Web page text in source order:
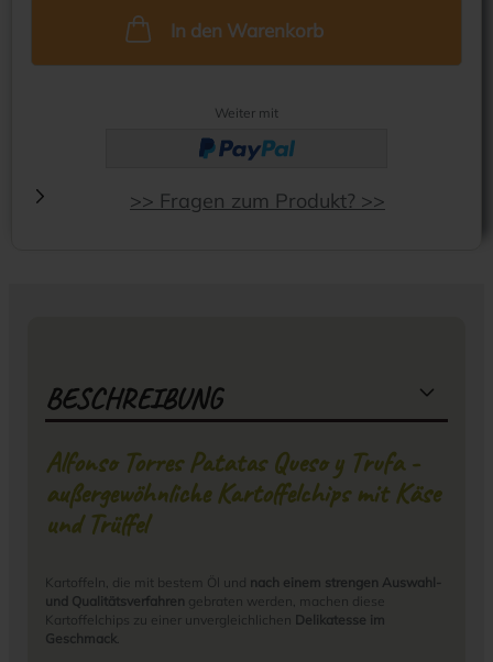
In den Warenkorb
Weiter mit
>> Fragen zum Produkt? >>
BESCHREIBUNG
Alfonso Torres Patatas Queso y Trufa -
außergewöhnliche Kartoffelchips mit Käse
und Trüffel
Kartoffeln, die mit bestem Öl und nach einem strengen Auswahl-
und Qualitätsverfahren gebraten werden, machen diese
Kartoffelchips zu einer unvergleichlichen Delikatesse im
Geschmack.